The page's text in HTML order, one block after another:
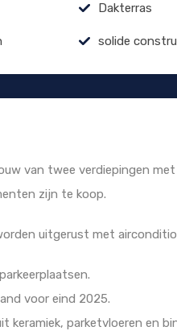
Dakterras
solide
van twee verdiepingen
zijn te koop.
uitgerust met
voor eind 2025.
keramiek, parketvloeren en